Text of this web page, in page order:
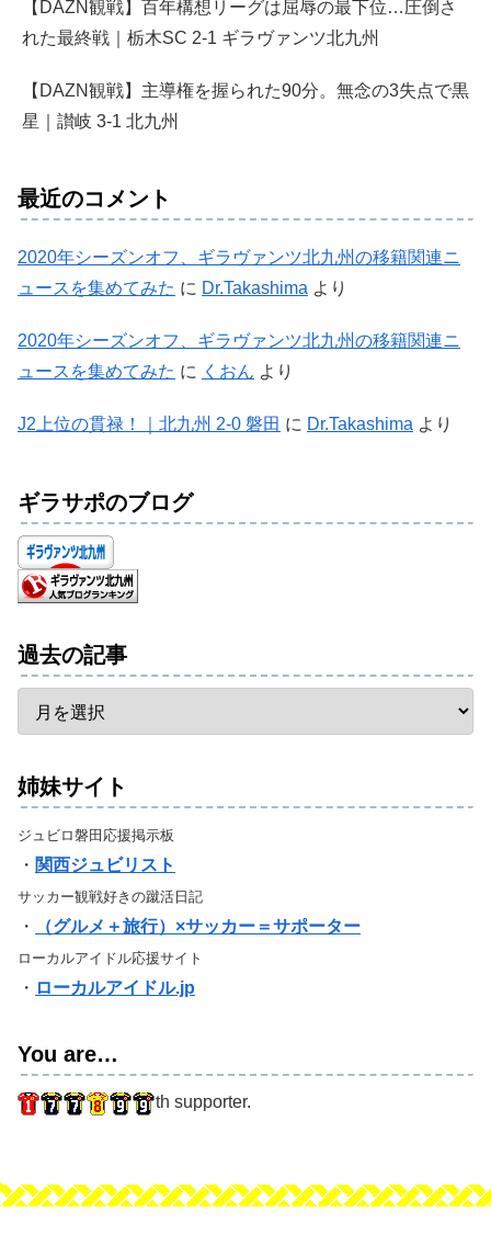
【DAZN観戦】百年構想リーグは屈辱の最下位…圧倒さ
れた最終戦｜栃木SC 2-1 ギラヴァンツ北九州
【DAZN観戦】主導権を握られた90分。無念の3失点で黒
星｜讃岐 3-1 北九州
最近のコメント
2020年シーズンオフ、ギラヴァンツ北九州の移籍関連ニ
ュースを集めてみた に Dr.Takashima より
2020年シーズンオフ、ギラヴァンツ北九州の移籍関連ニ
ュースを集めてみた に くおん より
J2上位の貫禄！｜北九州 2-0 磐田 に Dr.Takashima より
ギラサポのブログ
過去の記事
姉妹サイト
ジュビロ磐田応援掲示板
・ 関西ジュビリスト
サッカー観戦好きの蹴活日記
・ （グルメ＋旅行）×サッカー＝サポーター
ローカルアイドル応援サイト
・ ローカルアイドル.jp
You are…
th supporter.